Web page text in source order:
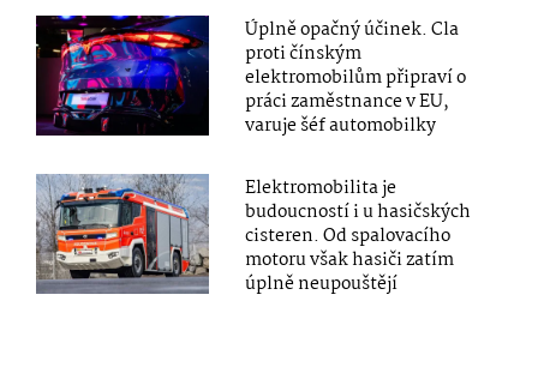
Úplně opačný účinek. Cla
proti čínským
elektromobilům připraví o
práci zaměstnance v EU,
varuje šéf automobilky
Elektromobilita je
budoucností i u hasičských
cisteren. Od spalovacího
motoru však hasiči zatím
úplně neupouštějí